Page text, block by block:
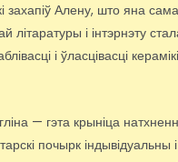
захапіў Алену, што яна
літаратуры і інтэрнэту
і ўласцівасці
— гэта крыніца
почырк індывідуальны